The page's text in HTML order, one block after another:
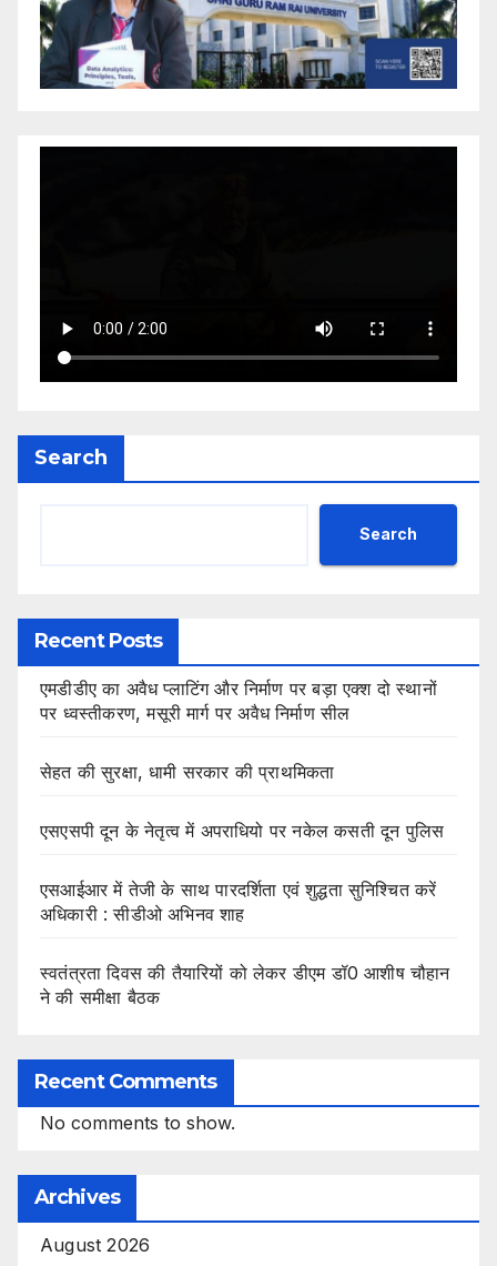
Search
Search
Recent Posts
एमडीडीए का अवैध प्लाटिंग और निर्माण पर बड़ा एक्श दो स्थानों
पर ध्वस्तीकरण, मसूरी मार्ग पर अवैध निर्माण सील
सेहत की सुरक्षा, धामी सरकार की प्राथमिकता
एसएसपी दून के नेतृत्व में अपराधियो पर नकेल कसती दून पुलिस
एसआईआर में तेजी के साथ पारदर्शिता एवं शुद्धता सुनिश्चित करें
अधिकारी : सीडीओ अभिनव शाह
स्वतंत्रता दिवस की तैयारियों को लेकर डीएम डॉ0 आशीष चौहान
ने की समीक्षा बैठक
Recent Comments
No comments to show.
Archives
August 2026